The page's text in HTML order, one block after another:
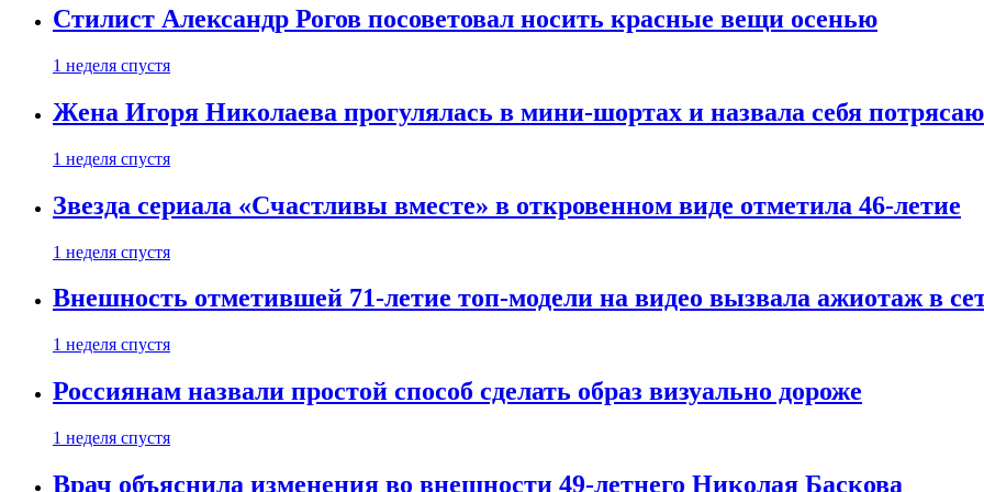
Стилист Александр Рогов посоветовал носить красные вещи осенью
1 неделя спустя
Жена Игоря Николаева прогулялась в мини-шортах и назвала себя
1 неделя спустя
Звезда сериала «Счастливы вместе» в откровенном виде отметила 46-летие
1 неделя спустя
Внешность отметившей 71-летие топ-модели на видео вызвала ажиотаж в
1 неделя спустя
Россиянам назвали простой способ сделать образ визуально дороже
1 неделя спустя
Врач объяснила изменения во внешности 49-летнего Николая Баскова